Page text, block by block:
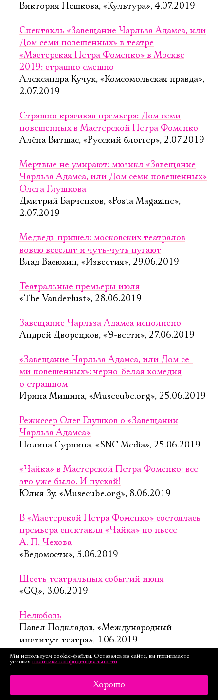
Виктория Пешкова, «Культура», 4.07.2019
Спектакль «Завещание Чарльза Адамса, или
Дом семи повешенных» в театре
«Мастерская Петра Фоменко» в Москве
2019: страшно смешно
Александра Кучук, «Комсомольская правда»,
2.07.2019
Страшно красивая премьера: Дом семи
повешенных в Мастерской Петра Фоменко
Алёна Витшас, «Русский блоггер», 2.07.2019
Мертвые не умирают: мюзикл «Завещание
Чарльза Адамса, или Дом семи повешенных»
Олега Глушкова
Дмитрий Барченков, «Posta Magazine»,
2.07.2019
Медведь пришел: московских театралов
вовсю веселят и чуть-чуть пугают
Влад Васюхин, «Известия», 29.06.2019
Театральные премьеры июля
«The Vanderlust», 28.06.2019
Завещание Чарльза Адамса исполнено
Андрей Дворецков, «Э-вести», 27.06.2019
«Завещание Чарль­за Адам­са, или Дом се­
ми по­ве­шен­ных»: чёрно-белая комедия
о страшном
Ирина Мишина, «Musecube.org», 25.06.2019
Режиссер Олег Глушков о «Завещании
Чарльза Адамса»
Полина Сурнина, «SNC Media», 25.06.2019
«Чайка» в Мастерской Петра Фоменко: все
это уже было. И пускай!
Юлия Зу, «Musecube.org», 8.06.2019
В «Мастерской Петра Фоменко» состоялась
премьера спектакля «Чайка» по пьесе
А. П. Чехова
«Ведомости», 5.06.2019
Шесть театральных событий июня
«GQ», 3.06.2019
Нелюбовь
Павел Подкладов, «Международный
институт театра», 1.06.2019
В «Мастерской Петра Фоменко» состоялась
премьера спектакля «Чайка»
«Esquire Weekend», 30.05.2019
Мы используем cookie-файлы. Оставаясь на сайте, вы принимаете
условия политики конфиденциальности.
Хорошо